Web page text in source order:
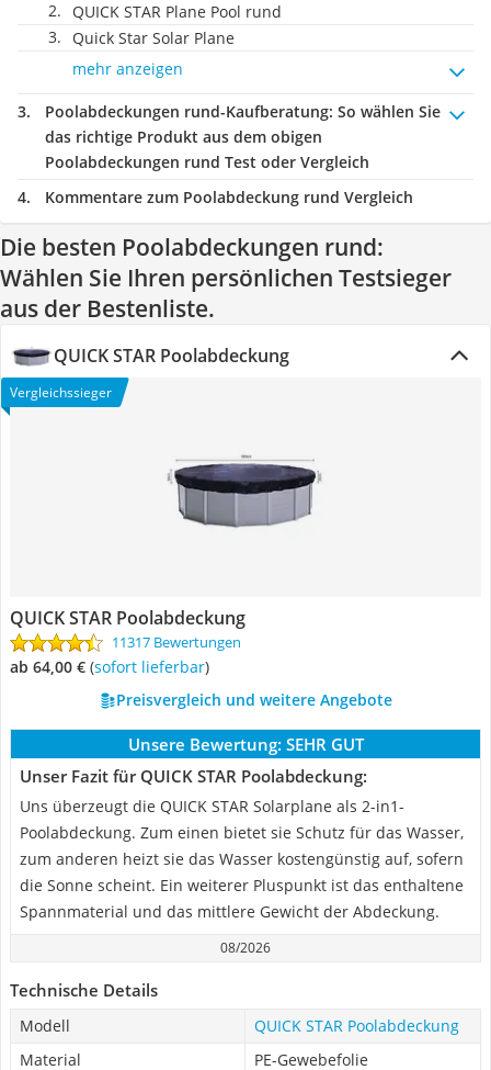
QUICK STAR Plane Pool rund
Quick Star Solar Plane
mehr anzeigen
Poolabdeckungen rund-Kaufberatung: So wählen Sie
das richtige Produkt aus dem obigen
Poolabdeckungen rund Test oder Vergleich
Kommentare zum Poolabdeckung rund Vergleich
Die besten Poolabdeckungen rund:
Wählen Sie Ihren persönlichen Testsieger
aus der Bestenliste.
QUICK STAR Poolabdeckung
Vergleichssieger
QUICK STAR Poolabdeckung
11317 Bewertungen
ab 64,00 € ( Sofort lieferbar)
Preisvergleich und weitere Angebote
Unsere Bewertung: SEHR GUT
Unser Fazit für QUICK STAR Poolabdeckung:
Uns überzeugt die QUICK STAR Solarplane als 2-in1-
Poolabdeckung. Zum einen bietet sie Schutz für das Wasser,
zum anderen heizt sie das Wasser kostengünstig auf, sofern
die Sonne scheint. Ein weiterer Pluspunkt ist das enthaltene
Spannmaterial und das mittlere Gewicht der Abdeckung.
08/2026
Technische Details
Modell
QUICK STAR Poolabdeckung
Material
PE-Gewebefolie